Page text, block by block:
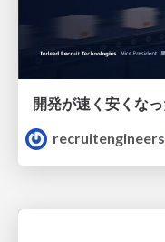
recruitengineers